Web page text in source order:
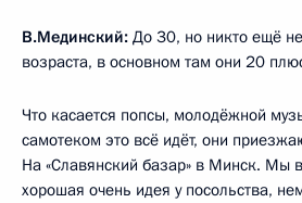
В.Мединский: До 30, но никто ещё
возраста, в основном там они 20
Что касается попсы, молодёжной
самотеком это всё идёт, они
На «Славянский базар» в Минск. Мы
хорошая очень идея у посольства,